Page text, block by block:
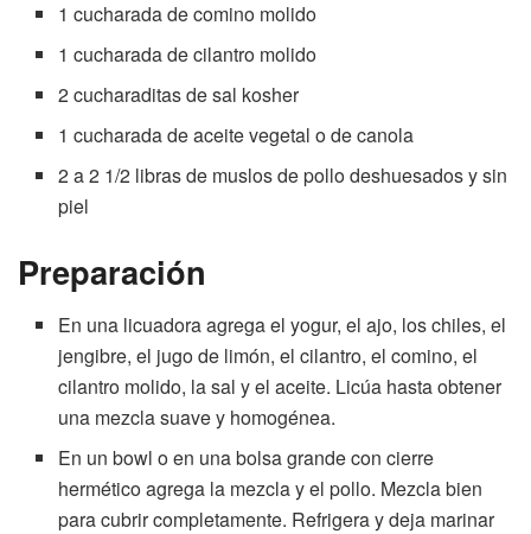
1 cucharada de comino molido
1 cucharada de cilantro molido
2 cucharaditas de sal kosher
1 cucharada de aceite vegetal o de canola
2 a 2 1/2 libras de muslos de pollo deshuesados y sin
piel
Preparación
En una licuadora agrega el yogur, el ajo, los chiles, el
jengibre, el jugo de limón, el cilantro, el comino, el
cilantro molido, la sal y el aceite. Licúa hasta obtener
una mezcla suave y homogénea.
En un bowl o en una bolsa grande con cierre
hermético agrega la mezcla y el pollo. Mezcla bien
para cubrir completamente. Refrigera y deja marinar